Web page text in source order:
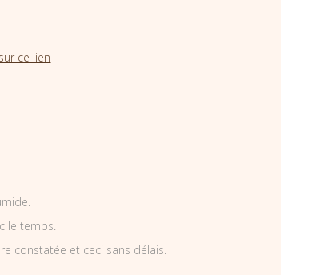
ce lien
le temps.
constatée et ceci sans délais.